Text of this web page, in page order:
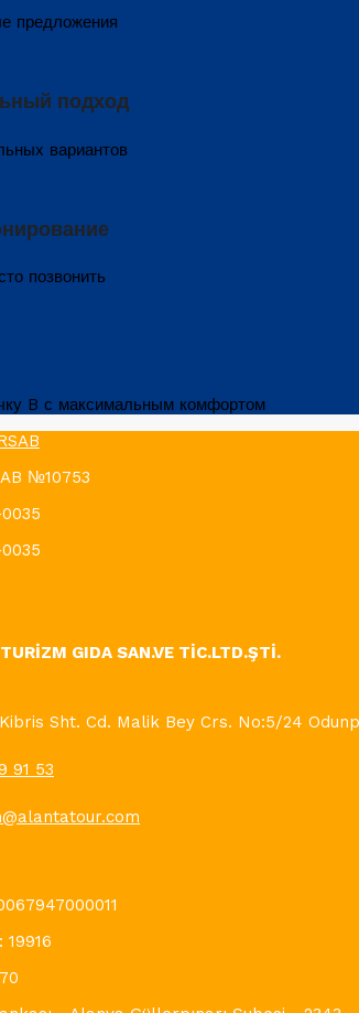
предложения
подход
вариантов
позвонить
B с максимальным комфортом
№10753
GIDA SAN.VE TİC.LTD.ŞTİ.
Sht. Cd. Malik Bey Crs. No:5/24
91 53